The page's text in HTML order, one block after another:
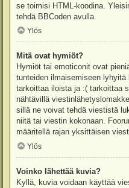
se toimisi HTML-koodina.
tehdä BBCoden avulla.
Ylös
Mitä ovat hymiöt?
Hymiöt tai emoticonit ovat
tunteiden ilmaisemiseen
tarkoittaa iloista ja :( tarkoittaa
nähtävillä
sillä ne voivat tehdä viestistä
niitä tai viestin kokonaan.
määritellä rajan yksittäisen
Ylös
Voinko lähettää kuvia?
Kyllä, kuvia voidaan käyttää